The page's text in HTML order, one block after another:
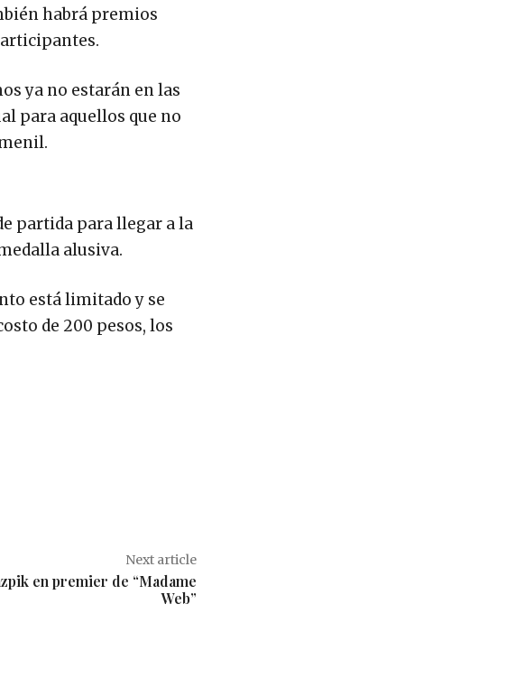
habrá premios
ya no estarán en las
para aquellos que no
partida para llegar a la
alusiva.
está limitado y se
de 200 pesos, los
Next article
en premier de “Madame
Web”